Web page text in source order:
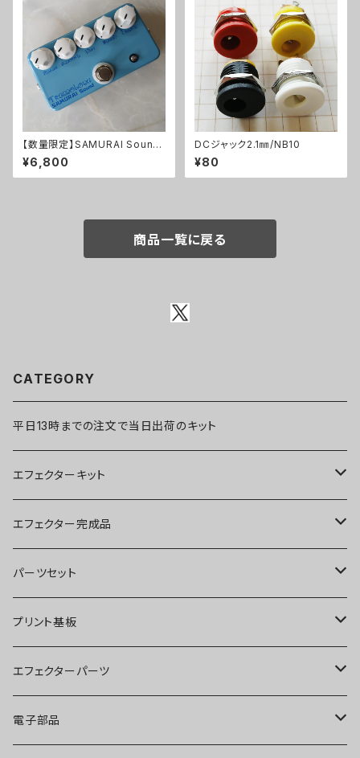
【数量限定】SAMURAI Sound
Tremoloneキット
¥6,800
DCジャック2.1㎜/NB10
¥80
商品一覧に戻る
CATEGORY
平日13時までの注文で当日出荷のキット
エフェクターキット
ブースター
オーバードライブ
ディストーション
ファズ
プリアンプ
エフェクター完成品
ブースター
オーバードライブ
ディストーション
ファズ
パーツセット
ブースター
オーバードライブ
ディストーション
プリント基板
オーバードライブ
ディストーション
エフェクターパーツ
スイッチ
電子部品